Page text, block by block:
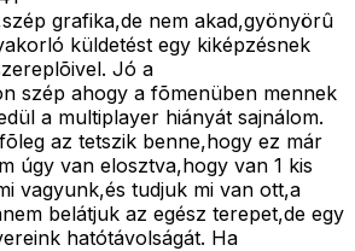
grafika,de nem akad,gyönyörû
küldetést egy kiképzésnek
Jó a
szép ahogy a fõmenüben mennek
a multiplayer hiányát sajnálom.
az tetszik benne,hogy ez már
úgy van elosztva,hogy van 1 kis
vagyunk,és tudjuk mi van ott,a
belátjuk az egész terepet,de egy
hatótávolságát. Ha